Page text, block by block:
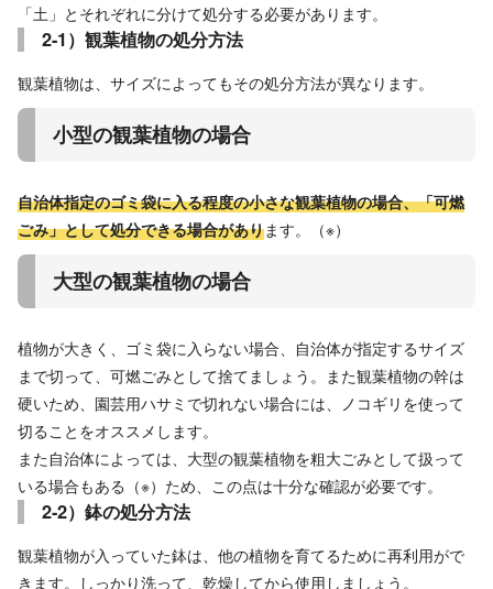
「土」とそれぞれに分けて処分する必要があります。
2-1）観葉植物の処分方法
観葉植物は、サイズによってもその処分方法が異なります。
小型の観葉植物の場合
自治体指定のゴミ袋に入る程度の小さな観葉植物の場合、「可燃
ごみ」として処分できる場合があります。（※）
大型の観葉植物の場合
植物が大きく、ゴミ袋に入らない場合、自治体が指定するサイズ
まで切って、可燃ごみとして捨てましょう。また観葉植物の幹は
硬いため、園芸用ハサミで切れない場合には、ノコギリを使って
切ることをオススメします。
また自治体によっては、大型の観葉植物を粗大ごみとして扱って
いる場合もある（※）ため、この点は十分な確認が必要です。
2-2）鉢の処分方法
観葉植物が入っていた鉢は、他の植物を育てるために再利用がで
きます。しっかり洗って、乾燥してから使用しましょう。